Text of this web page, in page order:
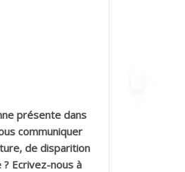
présente dans
communiquer
de disparition
Ecrivez-nous à